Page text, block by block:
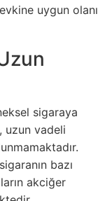
uygun olanı
sigaraya
uzun vadeli
bazı
akciğer